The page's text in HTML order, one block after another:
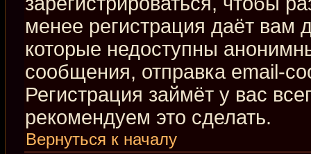
менее регистрация даёт вам
которые недоступны
сообщения, отправка email-
Регистрация займёт у вас
рекомендуем это сделать.
Вернуться к началу